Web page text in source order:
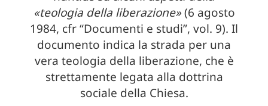
«teologia della liberazione»(6 agosto
1984, cfr “Documenti e studi”, vol. 9). Il
documento indica la strada per una
vera teologia della liberazione, che è
strettamente legata alla dottrina
sociale della Chiesa.